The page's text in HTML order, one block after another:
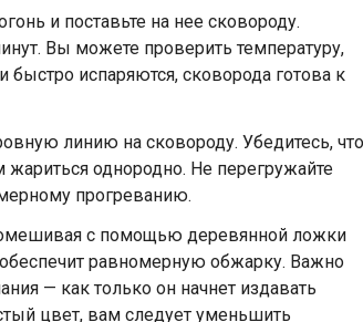
и поставьте на нее сковороду.
Вы можете проверить температуру,
испаряются, сковорода готова к
линию на сковороду. Убедитесь, что
однородно. Не перегружайте
прогреванию.
с помощью деревянной ложки
равномерную обжарку. Важно
— как только он начнет издавать
цвет, вам следует уменьшить